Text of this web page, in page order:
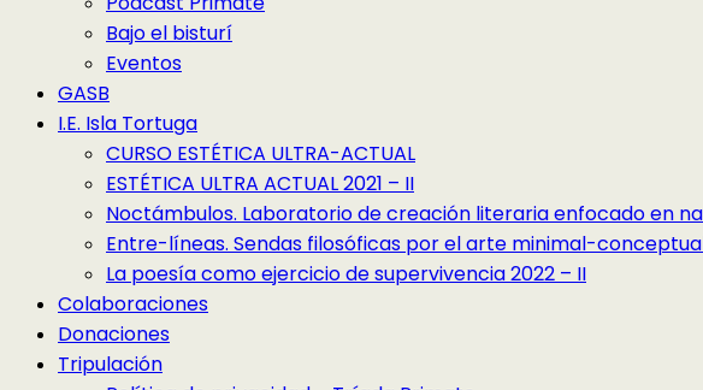
Bajo el bisturí
Eventos
GASB
I.E. Isla Tortuga
CURSO ESTÉTICA ULTRA-ACTUAL
ESTÉTICA ULTRA ACTUAL 2021 – II
Noctámbulos. Laboratorio de creación literaria enfocado en
Entre-líneas. Sendas filosóficas por el arte minimal-
La poesía como ejercicio de supervivencia 2022 – II
Colaboraciones
Donaciones
Tripulación